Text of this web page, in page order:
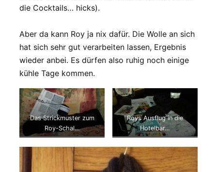
die Cocktails… hicks).
Aber da kann Roy ja nix dafür. Die Wolle an sich
hat sich sehr gut verarbeiten lassen, Ergebnis
wieder anbei. Es dürfen also ruhig noch einige
kühle Tage kommen.
Das Strickmuster zum
Roy-Schal…
Roys Ausflug in die
Hotelbar…